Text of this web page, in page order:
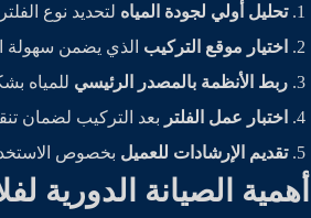
تحليل أولي لجودة المياه لتحديد نوع
اختيار موقع التركيب الذي يضمن سهولة
ربط الأنظمة بالمصدر الرئيسي للمياه
اختبار عمل الفلتر بعد التركيب لضمان
تقديم الإرشادات للعميل بخصوص
أهمية الصيانة الدورية